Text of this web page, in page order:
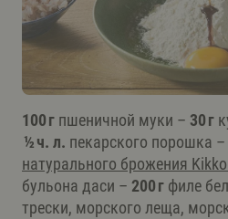
100 г пшеничной муки – 30 г
½ ч. л. пекарского порошка –
натурального брожения
бульона даcи – 200 г филе
трески, морского леща,